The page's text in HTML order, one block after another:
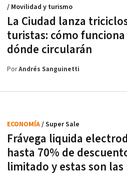
La Ciudad lanza
turistas: cómo
dónde circularán
/ Movilidad y turismo
PorAndrés Sanguinetti
Frávega liquida
hasta 70% de
limitado y estas son
ECONOMÍA/ Super Sale